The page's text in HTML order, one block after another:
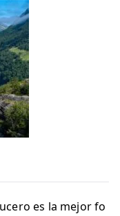
es la mejor fo